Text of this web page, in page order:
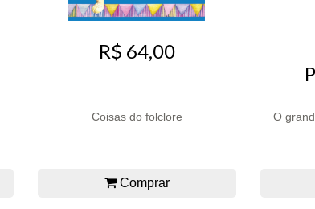
R$ 64,00
Coisas do folclore
Comprar
O